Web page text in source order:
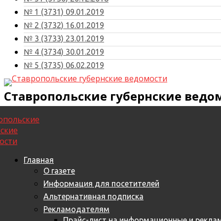
№ 1 (3731) 09.01.2019
№ 2 (3732) 16.01.2019
№ 3 (3733) 23.01.2019
№ 4 (3734) 30.01.2019
№ 5 (3735) 06.02.2019
Ставропольские губернские
Главная
О газете
Информация для посетителей
Альтернативная подписка
Рекламодателям